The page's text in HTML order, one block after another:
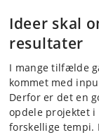
Ideer skal
resultater
I mange tilfælde
kommet med
Derfor er det en
opdele projektet
forskellige tempi.